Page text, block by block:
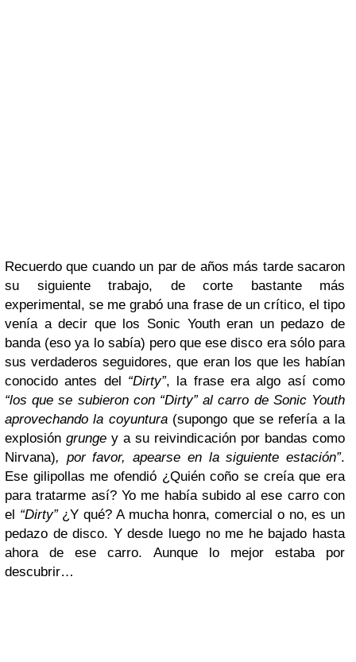
Recuerdo que cuando un par de años más tarde sacaron
su siguiente trabajo, de corte bastante más
experimental, se me grabó una frase de un crítico, el tipo
venía a decir que los Sonic Youth eran un pedazo de
banda (eso ya lo sabía) pero que ese disco era sólo para
sus verdaderos seguidores, que eran los que les habían
conocido antes del “Dirty”, la frase era algo así como
“los que se subieron con “Dirty” al carro de Sonic Youth
aprovechando la coyuntura(supongo que se refería a la
explosión grunge y a su reivindicación por bandas como
Nirvana), por favor, apearse en la siguiente estación”.
Ese gilipollas me ofendió ¿Quién coño se creía que era
para tratarme así? Yo me había subido al ese carro con
el “Dirty”¿Y qué? A mucha honra, comercial o no, es un
pedazo de disco. Y desde luego no me he bajado hasta
ahora de ese carro. Aunque lo mejor estaba por
descubrir…